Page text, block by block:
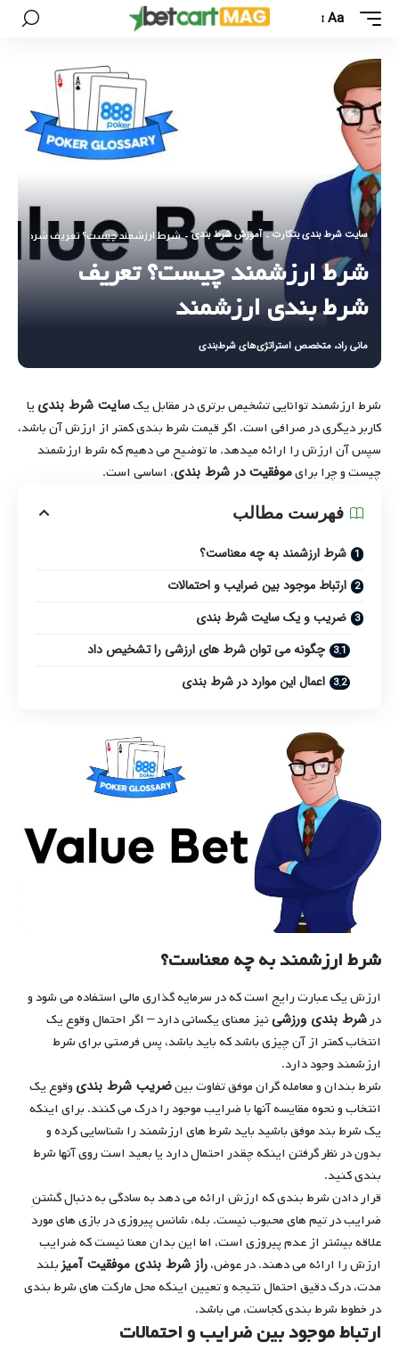
Aa
سایت شرط بندی بتکارت - آموزش شرط بندی - شرط ارزشمند چیست؟ تعریف شرط بندی
شرط ارزشمند چیست؟ تعریف
شرط بندی ارزشمند
مانی راد، متخصص استراتژی‌های شرط‌بندی
شرط ارزشمند توانایی تشخیص برتری در مقابل یکسایت شرط بندی یا
کاربر دیگری در صرافی است. اگر قیمت شرط بندی کمتر از ارزش آن باشد،
سپس آن ارزش را ارائه میدهد. ما توضیح می دهیم که شرط ارزشمند
چیست و چرا برایموفقیت در شرط بندی، اساسی است.
فهرست مطالب
شرط ارزشمند به چه معناست؟
ارتباط موجود بین ضرایب و احتمالات
ضریب و یک سایت شرط بندی
چگونه می توان شرط های ارزشی را تشخیص داد
اعمال این موارد در شرط بندی
شرط ارزشمند به چه معناست؟
ارزش یک عبارت رایج است که در سرمایه گذاری مالی استفاده می شود و
درشرط بندی ورزشینیز معنای یکسانی دارد – اگر احتمال وقوع یک
انتخاب کمتر از آن چیزی باشد که باید باشد، پس فرصتی برای شرط
ارزشمند وجود دارد.
شرط بندان و معامله گران موفق تفاوت بینضریب شرط بندی وقوع یک
انتخاب و نحوه مقایسه آنها با ضرایب موجود را درک می کنند. برای اینکه
یک شرط بند موفق باشید باید شرط های ارزشمند را شناسایی کرده و
بدون در نظر گرفتن اینکه چقدر احتمال دارد یا بعید است روی آنها شرط
بندی کنید.
قرار دادن شرط بندی که ارزش ارائه می دهد به سادگی به دنبال گشتنِ
ضرایب در تیم های محبوب نیست. بله، شانس پیروزی در بازی های مورد
علاقه بیشتر از عدم پیروزی است، اما این بدان معنا نیست که ضرایب
ارزش را ارائه می دهند. در عوض،راز شرط بندی موفقیت آمیزبلند
مدت، درک دقیق احتمال نتیجه و تعیین اینکه محل مارکت های شرط بندی
در خطوط شرط بندی کجاست، می باشد.
ارتباط موجود بین ضرایب و احتمالات